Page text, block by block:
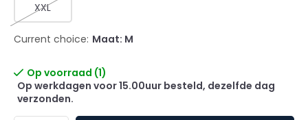
XXL
Current choice: Maat: M
Op voorraad (1)
Op werkdagen voor 15.00uur besteld, dezelfde dag
verzonden.